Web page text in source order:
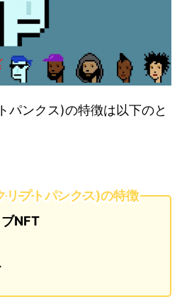
パンクス)の特徴は以下のと
プトパンクス)の特徴
NFT